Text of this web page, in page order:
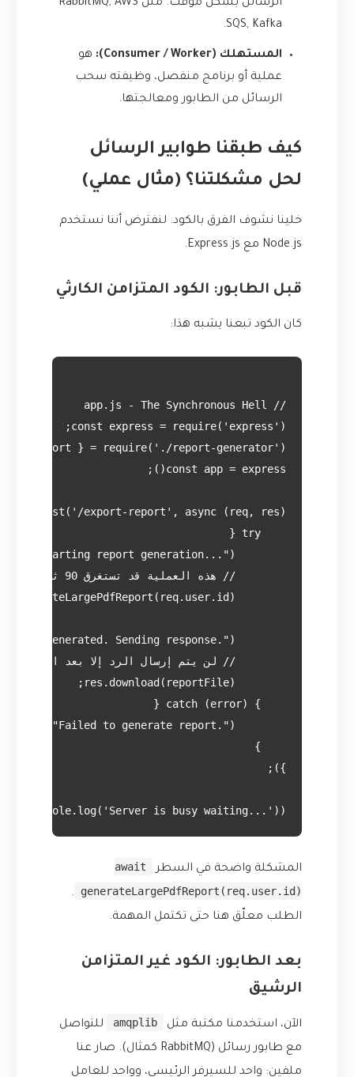
الرسائل بشكل مؤقت. مثل RabbitMQ, AWS
SQS, Kafka.
المستهلك (Consumer / Worker):
هو
عملية أو برنامج منفصل، وظيفته سحب
الرسائل من الطابور ومعالجتها.
كيف طبقنا طوابير الرسائل
لحل مشكلتنا؟ (مثال عملي)
خلينا نشوف الفرق بالكود. لنفترض أننا نستخدم
Node.js مع Express.js.
قبل الطابور: الكود المتزامن الكارثي
كان الكود تبعنا يشبه هذا:
=> console.log('Server is busy waiting...'));
المشكلة واضحة في السطر
await
generateLargePdfReport(req.user.id)
.
الطلب معلّق هنا حتى تكتمل المهمة.
بعد الطابور: الكود غير المتزامن
الرشيق
الآن، استخدمنا مكتبة مثل amqplib
للتواصل
مع طابور رسائل (RabbitMQ كمثال). صار عنا
ملفين: واحد للسيرفر الرئيسي، وواحد للعامل